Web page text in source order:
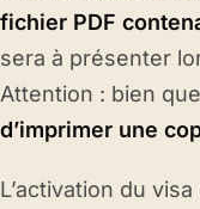
fichier PDF
sera à présenter
Attention : bien
d’imprimer une
L’activation du